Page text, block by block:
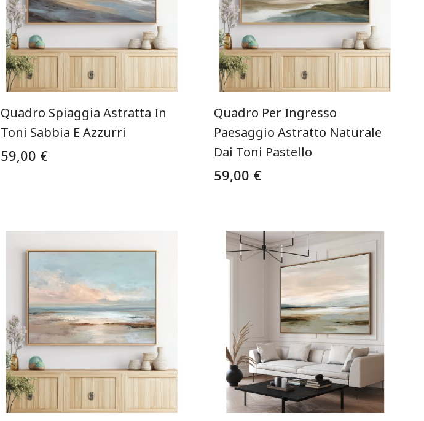
Quadro Spiaggia Astratta In
Toni Sabbia E Azzurri
59,00 €
Quadro Per Ingresso
Paesaggio Astratto Naturale
Dai Toni Pastello
59,00 €